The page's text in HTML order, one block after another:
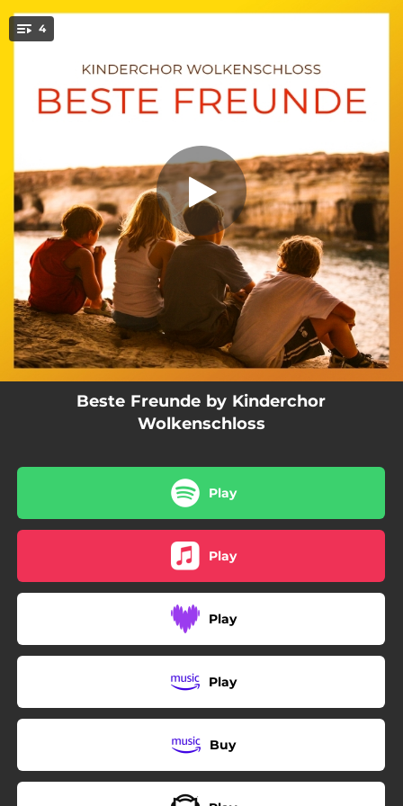
4
Beste Freunde
02:52
Ein Tag am Meer
Astronauten
03:11
Beste Freunde by Kinderchor
Wolkenschloss
Play
Play
Play
Play
Buy